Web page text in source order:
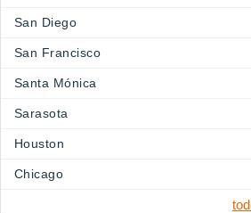
San Diego
San Francisco
Santa Mónica
Sarasota
Houston
Chicago